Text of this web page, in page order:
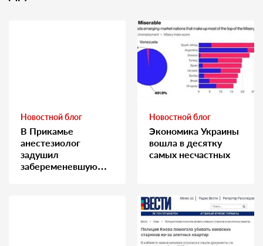
Новостной блог
В Прикамье
анестезиолог
задушил
забеременевшую
Новостной блог
Экономика Украины
вошла в десятку
самых несчастных